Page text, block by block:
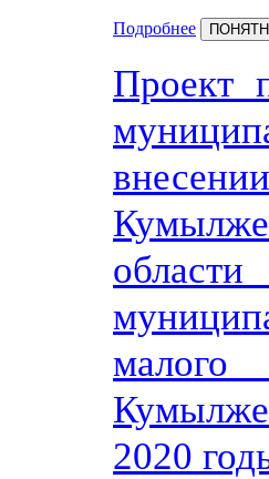
Подробнее
Проект
2020